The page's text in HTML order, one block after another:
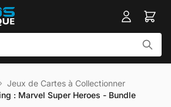
Jeux de Cartes à Collectionner
: Marvel Super Heroes - Bundle